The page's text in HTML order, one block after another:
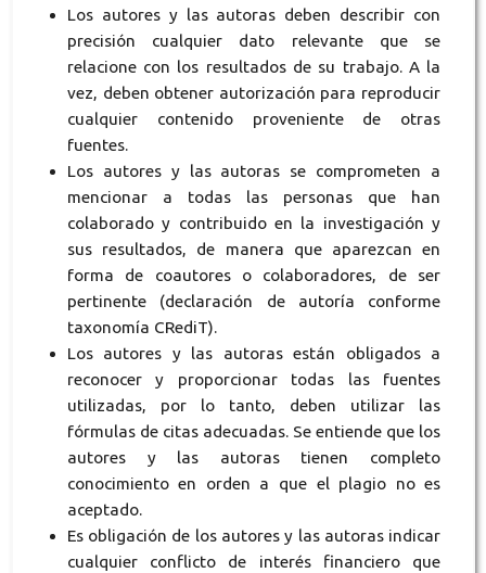
Los autores y las autoras deben describir con
precisión cualquier dato relevante que se
relacione con los resultados de su trabajo. A la
vez, deben obtener autorización para reproducir
cualquier contenido proveniente de otras
fuentes.
Los autores y las autoras se comprometen a
mencionar a todas las personas que han
colaborado y contribuido en la investigación y
sus resultados, de manera que aparezcan en
forma de coautores o colaboradores, de ser
pertinente (declaración de autoría conforme
taxonomía CRediT).
Los autores y las autoras están obligados a
reconocer y proporcionar todas las fuentes
utilizadas, por lo tanto, deben utilizar las
fórmulas de citas adecuadas. Se entiende que los
autores y las autoras tienen completo
conocimiento en orden a que el plagio no es
aceptado.
Es obligación de los autores y las autoras indicar
cualquier conflicto de interés financiero que